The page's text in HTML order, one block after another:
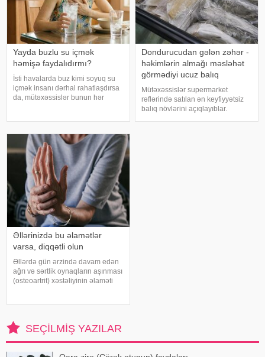
Yayda buzlu su içmək
həmişə faydalıdırmı?
İsti havalarda buz kimi soyuq su
içmək insanı dərhal rahatlaşdırsa
da, mütəxəssislər bunun hər
insanın kifayət qədə
Dondurucudan gələn zəhər -
həkimlərin almağı məsləhət
görmədiyi ucuz balıq
Mütəxəssislər supermarket
rəflərində satılan ən keyfiyyətsiz
balıq növlərini açıqlayıblar.
Əllərinizdə bu əlamətlər
varsa, diqqətli olun
Əllərdə gün ərzində davam edən
ağrı və sərtlik oynaqların aşınması
(osteoartrit) xəstəliyinin əlaməti
SEÇILMIŞ YAZILAR